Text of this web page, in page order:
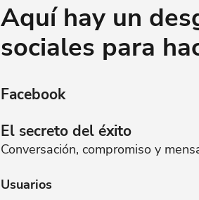
Aquí hay un
sociales para
Facebook
El secreto del éxito
Conversación, compromiso y
Usuarios